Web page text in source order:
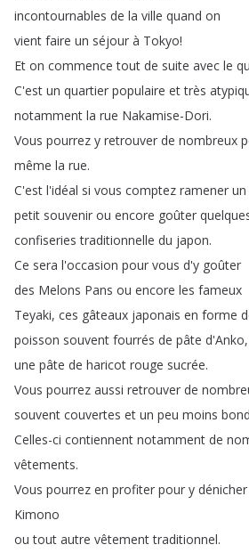
incontournables de la ville quand on
vient faire un séjour à Tokyo!
Et on commence tout de suite avec le
C'est un quartier populaire et très
notamment la rue Nakamise-Dori.
Vous pourrez y retrouver de nombreux
même la rue.
C'est l'idéal si vous comptez ramener un
petit souvenir ou encore goûter
confiseries traditionnelle du japon.
Ce sera l'occasion pour vous d'y goûter
des Melons Pans ou encore les fameux
Teyaki, ces gâteaux japonais en forme
poisson souvent fourrés de pâte d'Anko,
une pâte de haricot rouge sucrée.
Vous pourrez aussi retrouver de
souvent couvertes et un peu moins
Celles-ci contiennent notamment de
vêtements.
Vous pourrez en profiter pour y dénicher
Kimono
ou tout autre vêtement traditionnel.